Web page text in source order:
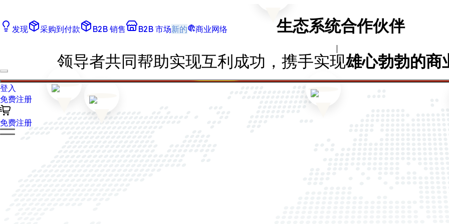
发现 采购到付款 B2B 销售 B2B 市场新的 商业网络
登入
免费注册
免费注册
生态系统合作伙伴
领导者共同帮助实现互利成功，携手实现雄心勃勃的商